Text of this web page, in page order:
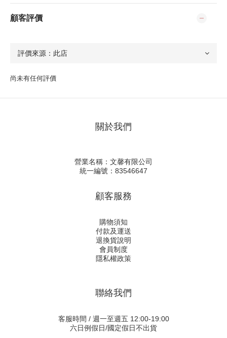
顧客評價
尚未有任何評價
關於我們
營業名稱：文馨有限公司
統一編號：83546647
顧客服務
購物須知
付款及運送
退換貨說明
會員制度
隱私權政策
聯絡我們
客服時間 / 週一至週五 12:00-19:00
六日例假日/國定假日不出貨